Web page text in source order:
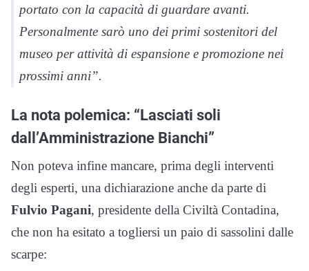
portato con la capacità di guardare avanti.
Personalmente sarò uno dei primi sostenitori del
museo per attività di espansione e promozione nei
prossimi anni”.
La nota polemica: “Lasciati soli
dall’Amministrazione Bianchi”
Non poteva infine mancare, prima degli interventi
degli esperti, una dichiarazione anche da parte di
Fulvio Pagani, presidente della Civiltà Contadina,
che non ha esitato a togliersi un paio di sassolini dalle
scarpe: